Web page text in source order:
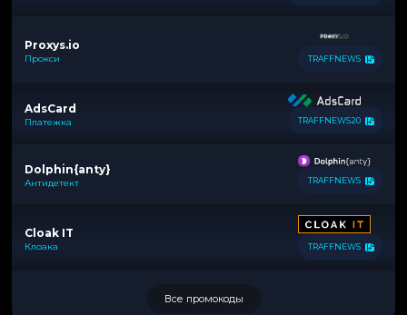
Proxys.io
Прокси TRAFFNEWS
AdsCard
Платежка TRAFFNEWS20
Dolphin{anty}
Антидетект TRAFFNEWS
Cloak IT
Клоака TRAFFNEWS
Все промокоды